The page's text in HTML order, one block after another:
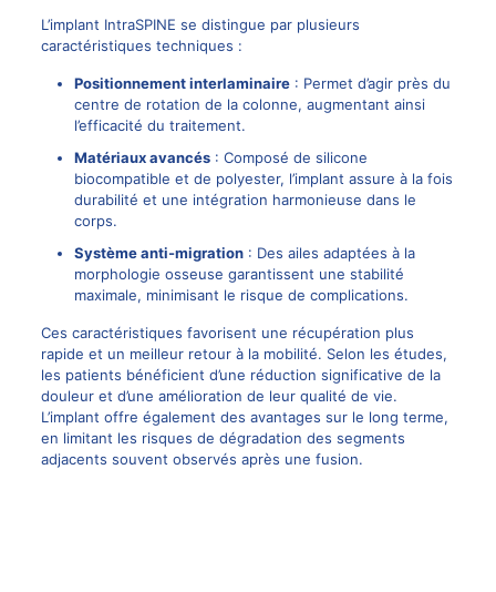
L’implant IntraSPINE se distingue par plusieurs
caractéristiques techniques :
Positionnement interlaminaire: Permet d’agir près du
centre de rotation de la colonne, augmentant ainsi
l’efficacité du traitement.
Matériaux avancés: Composé de silicone
biocompatible et de polyester, l’implant assure à la fois
durabilité et une intégration harmonieuse dans le
corps.
Système anti-migration: Des ailes adaptées à la
morphologie osseuse garantissent une stabilité
maximale, minimisant le risque de complications.
Ces caractéristiques favorisent une récupération plus
rapide et un meilleur retour à la mobilité. Selon les études,
les patients bénéficient d’une réduction significative de la
douleur et d’une amélioration de leur qualité de vie.
L’implant offre également des avantages sur le long terme,
en limitant les risques de dégradation des segments
adjacents souvent observés après une fusion.